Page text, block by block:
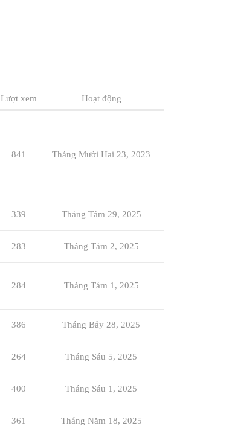
Lượt xem Hoạt động
841 Tháng Mười Hai 23, 2023
339 Tháng Tám 29, 2025
283 Tháng Tám 2, 2025
284 Tháng Tám 1, 2025
386 Tháng Bảy 28, 2025
264 Tháng Sáu 5, 2025
400 Tháng Sáu 1, 2025
361 Tháng Năm 18, 2025